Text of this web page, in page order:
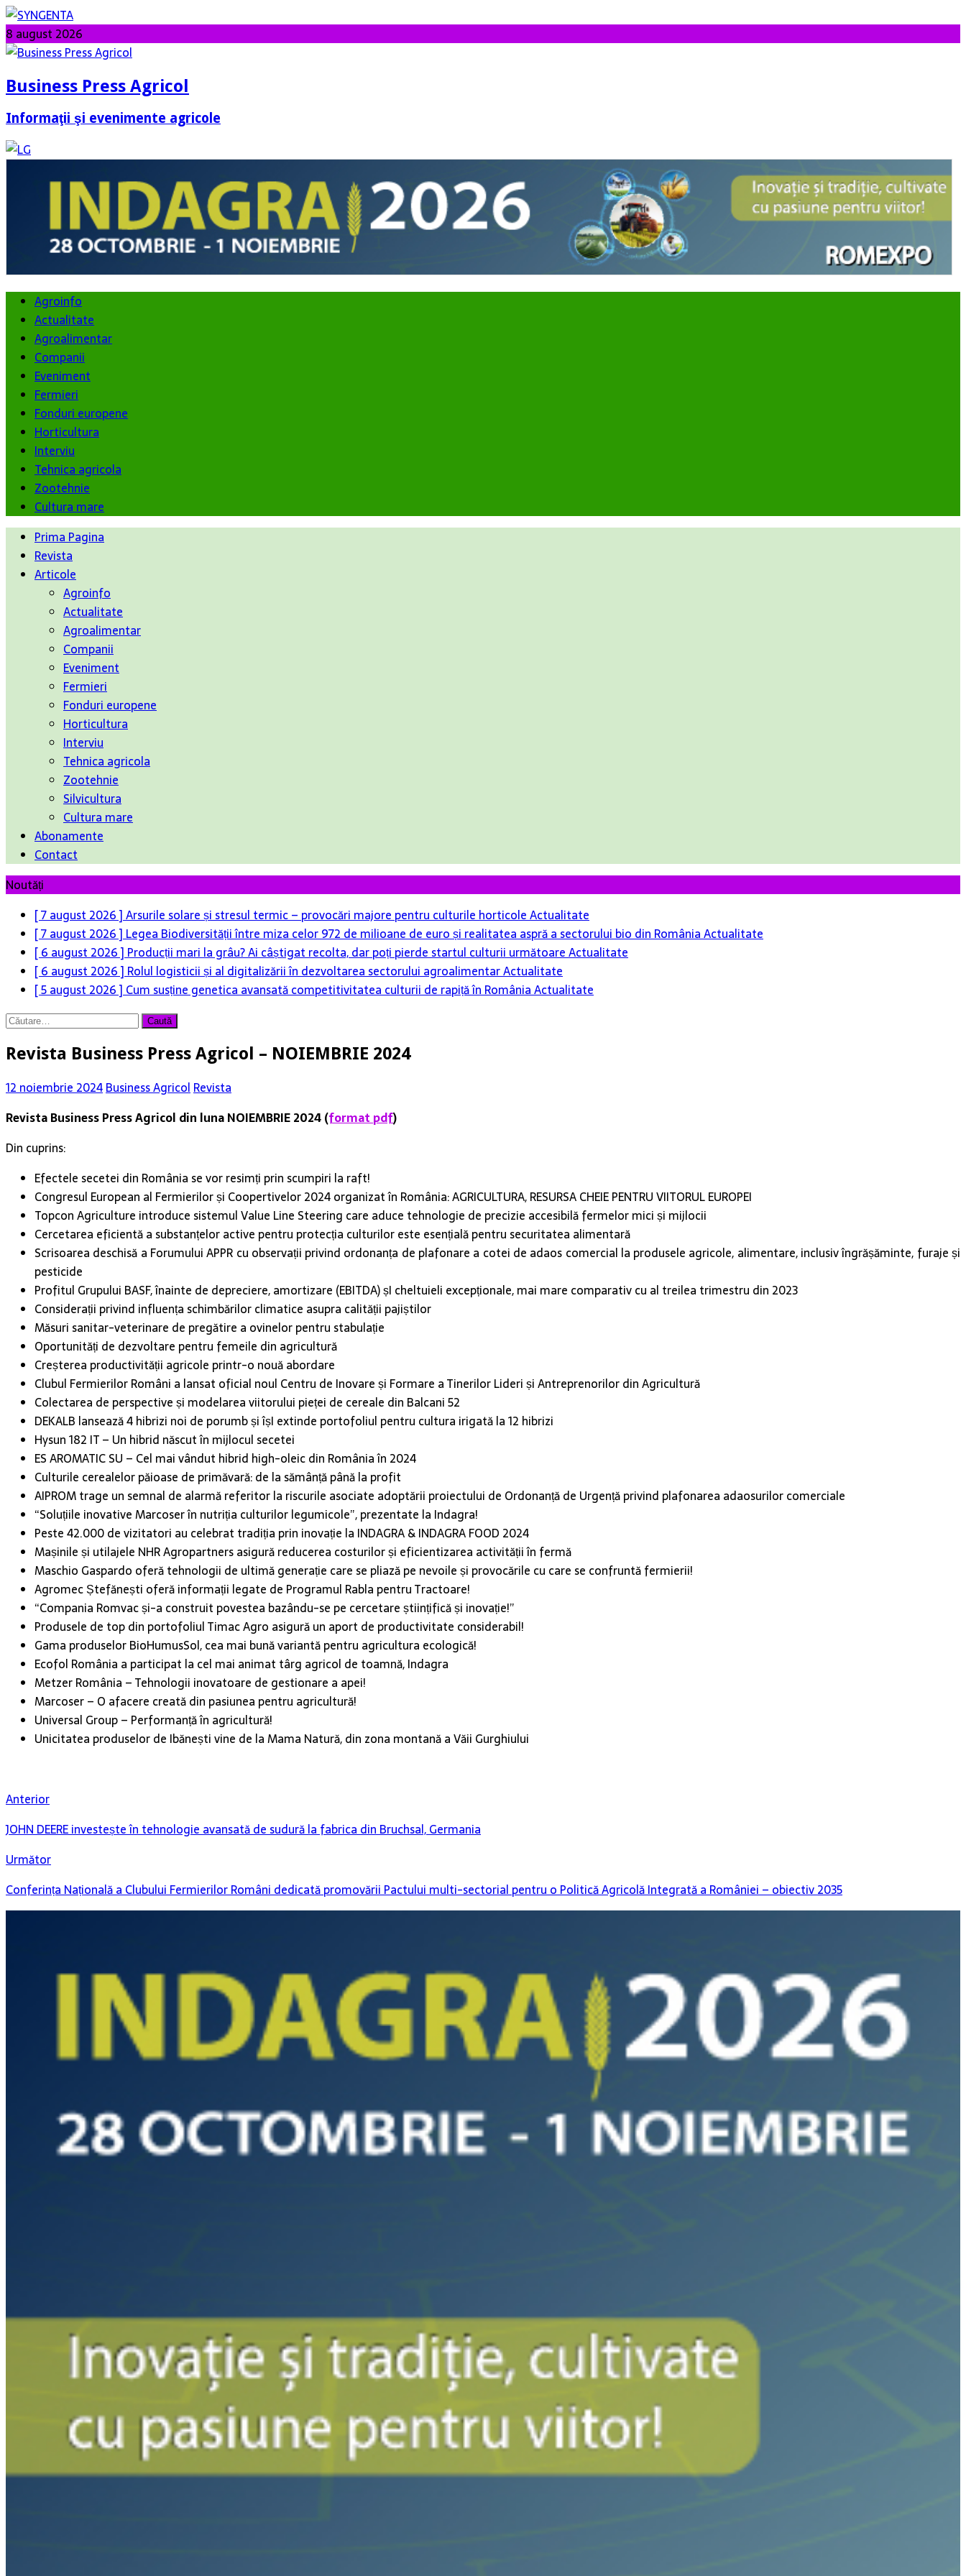
8 august 2026
Business Press Agricol
Informaţii şi evenimente agricole
Agroinfo
Actualitate
Agroalimentar
Companii
Eveniment
Fermieri
Fonduri europene
Horticultura
Interviu
Tehnica agricola
Zootehnie
Cultura mare
Prima Pagina
Revista
Articole
Agroinfo
Actualitate
Agroalimentar
Companii
Eveniment
Fermieri
Fonduri europene
Horticultura
Interviu
Tehnica agricola
Zootehnie
Silvicultura
Cultura mare
Abonamente
Contact
Noutăți
[ 7 august 2026 ]Arsurile solare și stresul termic – provocări majore pentru culturile horticoleActualitate
[ 7 august 2026 ] Legea Biodiversității între miza celor 972 de milioane de euro și realitatea aspră a sectorului bio din RomâniaActualitate
[ 6 august 2026 ] Producții mari la grâu? Ai câștigat recolta, dar poți pierde startul culturii următoareActualitate
[ 6 august 2026 ] Rolul logisticii și al digitalizării în dezvoltarea sectorului agroalimentarActualitate
[ 5 august 2026 ] Cum susține genetica avansată competitivitatea culturii de rapiță în RomâniaActualitate
Caută
Revista Business Press Agricol – NOIEMBRIE 2024
12 noiembrie 2024Business Agricol Revista
Revista Business Press Agricol din luna NOIEMBRIE 2024 (format pdf)
Din cuprins:
Efectele secetei din România se vor resimți prin scumpiri la raft!
Congresul European al Fermierilor și Coopertivelor 2024 organizat în România: AGRICULTURA, RESURSA CHEIE PENTRU VIITORUL EUROPEI
Topcon Agriculture introduce sistemul Value Line Steering care aduce tehnologie de precizie accesibilă fermelor mici și mijlocii
Cercetarea eficientă a substanțelor active pentru protecția culturilor este esențială pentru securitatea alimentară
Scrisoarea deschisă a Forumului APPR cu observații privind ordonanța de plafonare a cotei de adaos comercial la produsele agricole, alimentare, inclusiv îngrășăminte, furaje și
pesticide
Profitul Grupului BASF, înainte de depreciere, amortizare (EBITDA) șI cheltuieli excepționale, mai mare comparativ cu al treilea trimestru din 2023
Considerații privind influența schimbărilor climatice asupra calității pajiștilor
Măsuri sanitar-veterinare de pregătire a ovinelor pentru stabulație
Oportunități de dezvoltare pentru femeile din agricultură
Creșterea productivității agricole printr-o nouă abordare
Clubul Fermierilor Români a lansat oficial noul Centru de Inovare și Formare a Tinerilor Lideri și Antreprenorilor din Agricultură
Colectarea de perspective și modelarea viitorului pieței de cereale din Balcani 52
DEKALB lansează 4 hibrizi noi de porumb și îșI extinde portofoliul pentru cultura irigată la 12 hibrizi
Hysun 182 IT – Un hibrid născut în mijlocul secetei
ES AROMATIC SU – Cel mai vândut hibrid high-oleic din România în 2024
Culturile cerealelor păioase de primăvară: de la sămânță până la profit
AIPROM trage un semnal de alarmă referitor la riscurile asociate adoptării proiectului de Ordonanță de Urgență privind plafonarea adaosurilor comerciale
“Soluțiile inovative Marcoser în nutriția culturilor legumicole”, prezentate la Indagra!
Peste 42.000 de vizitatori au celebrat tradiția prin inovație la INDAGRA & INDAGRA FOOD 2024
Mașinile și utilajele NHR Agropartners asigură reducerea costurilor și eficientizarea activității în fermă
Maschio Gaspardo oferă tehnologii de ultimă generație care se pliază pe nevoile și provocările cu care se confruntă fermierii!
Agromec Ștefănești oferă informații legate de Programul Rabla pentru Tractoare!
“Compania Romvac și-a construit povestea bazându-se pe cercetare științifică și inovație!”
Produsele de top din portofoliul Timac Agro asigură un aport de productivitate considerabil!
Gama produselor BioHumusSol, cea mai bună variantă pentru agricultura ecologică!
Ecofol România a participat la cel mai animat târg agricol de toamnă, Indagra
Metzer România – Tehnologii inovatoare de gestionare a apei!
Marcoser – O afacere creată din pasiunea pentru agricultură!
Universal Group – Performanță în agricultură!
Unicitatea produselor de Ibănești vine de la Mama Natură, din zona montană a Văii Gurghiului
Anterior
JOHN DEERE investește în tehnologie avansată de sudură la fabrica din Bruchsal, Germania
Următor
Conferința Națională a Clubului Fermierilor Români dedicată promovării Pactului multi-sectorial pentru o Politică Agricolă Integrată a României – obiectiv 2035